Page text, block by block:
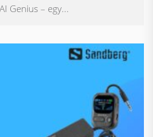
Genius – egy...